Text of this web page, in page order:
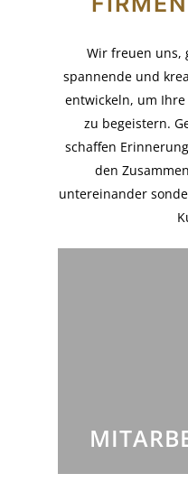
Wir freuen uns,
spannende und
entwickeln, um
zu begeistern.
schaffen
den
untereinander